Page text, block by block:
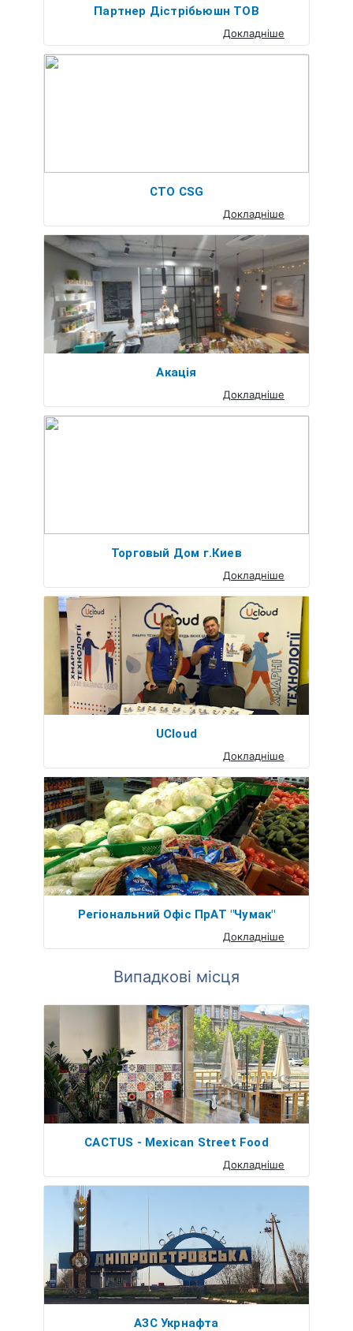
Партнер Дістрібьюшн ТОВ
Докладніше
СТО CSG
Докладніше
Акація
Докладніше
Торговый Дом г.Киев
Докладніше
UCloud
Докладніше
Регіональний Офіс ПрАТ "Чумак"
Докладніше
Випадкові місця
CACTUS - Mexican Street Food
Докладніше
АЗС Укрнафта